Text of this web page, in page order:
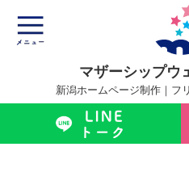
マザーシップウ
新潟ホームページ制作｜フ
マザーシッ
ホームページ